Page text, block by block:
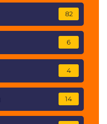
82
6
4
14